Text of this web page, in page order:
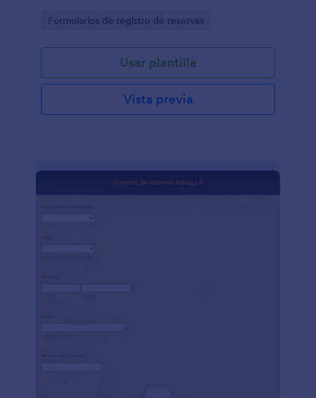
Go to Category:
Formularios de registro de reservas
Usar plantilla
Vista previa